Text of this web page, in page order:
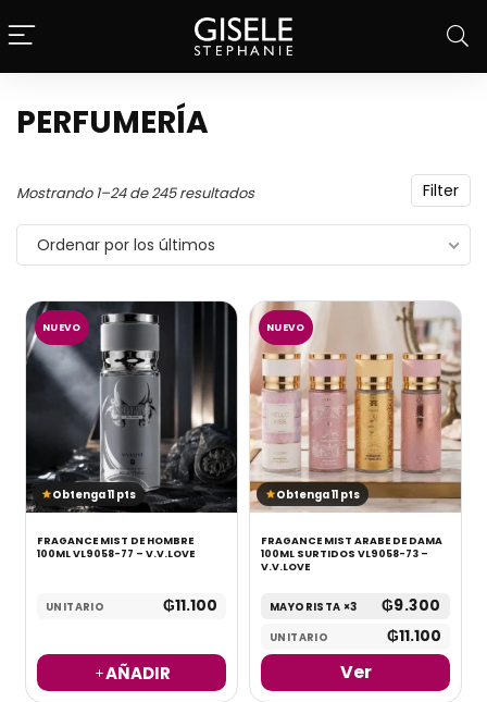
PERFUMERÍA
Filter
Mostrando 1–24 de 245 resultadosOrdenado
por
Ordenar por los últimos
NUEVO
Obtenga 11 pts
FRAGANCE MIST DE HOMBRE
100ML VL9058-77 – V.V.LOVE
UNITARIO ₲11.100
AÑADIR
NUEVO
Obtenga 11 pts
FRAGANCE MIST ARABE DE DAMA
100ML SURTIDOS VL9058-73 –
V.V.LOVE
MAYORISTA ×3 ₲9.300
UNITARIO ₲11.100
Ver